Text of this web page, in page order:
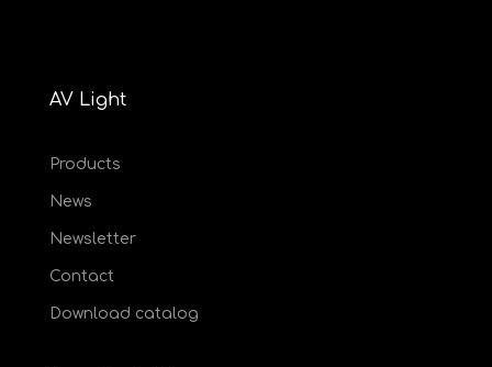
AV Light
Products
News
Newsletter
Contact
Download catalog